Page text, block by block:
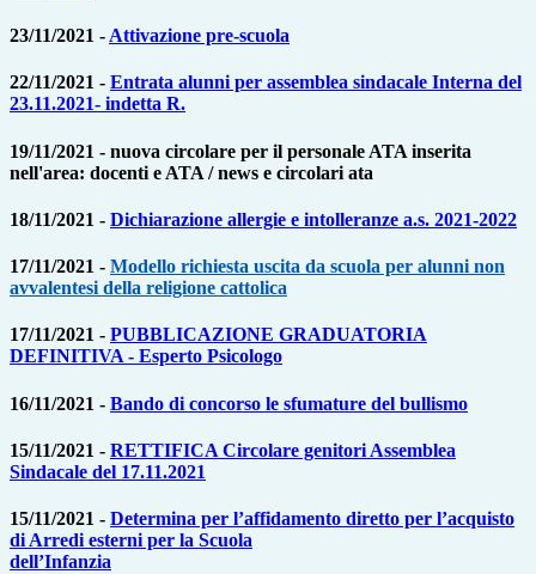
23/11/2021 - Attivazione pre-scuola
22/11/2021 - Entrata alunni per assemblea sindacale Interna del
23.11.2021- indetta R.
19/11/2021 - nuova circolare per il personale ATA inserita
nell'area: docenti e ATA / news e circolari ata
18/11/2021 - Dichiarazione allergie e intolleranze a.s. 2021-2022
17/11/2021 - Modello richiesta uscita da scuola per alunni non
avvalentesi della religione cattolica
17/11/2021 - PUBBLICAZIONE GRADUATORIA
DEFINITIVA - Esperto Psicologo
16/11/2021 - Bando di concorso le sfumature del bullismo
15/11/2021 - RETTIFICA Circolare genitori Assemblea
Sindacale del 17.11.2021
15/11/2021 - Determina per l’affidamento diretto per l’acquisto
di Arredi esterni per la Scuola
dell’Infanzia